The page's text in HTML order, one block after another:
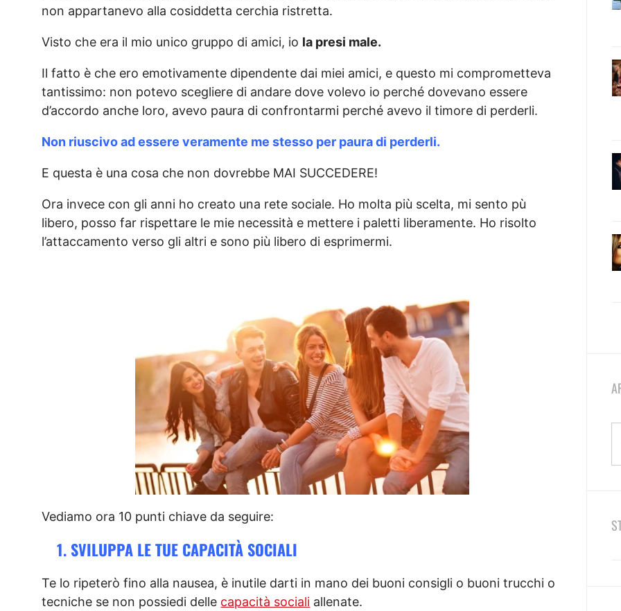
non appartanevo alla cosiddetta cerchia ristretta.
Visto che era il mio unico gruppo di amici, io la presi male.
Il fatto è che ero emotivamente dipendente dai miei amici, e questo mi comprometteva
tantissimo: non potevo scegliere di andare dove volevo io perché dovevano essere
d’accordo anche loro, avevo paura di confrontarmi perché avevo il timore di perderli.
Non riuscivo ad essere veramente me stesso per paura di perderli.
E questa è una cosa che non dovrebbe MAI SUCCEDERE!
Ora invece con gli anni ho creato una rete sociale. Ho molta più scelta, mi sento pù
libero, posso far rispettare le mie necessità e mettere i paletti liberamente. Ho risolto
l’attaccamento verso gli altri e sono più libero di esprimermi.
Vediamo ora 10 punti chiave da seguire:
1. SVILUPPA LE TUE CAPACITÀ SOCIALI
Te lo ripeterò fino alla nausea, è inutile darti in mano dei buoni consigli o buoni trucchi o
tecniche se non possiedi delle capacità sociali allenate.